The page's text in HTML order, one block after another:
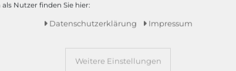
Nutzer finden Sie hier:
Daten­schutz­erklärung Impressum
Weitere Einstellungen